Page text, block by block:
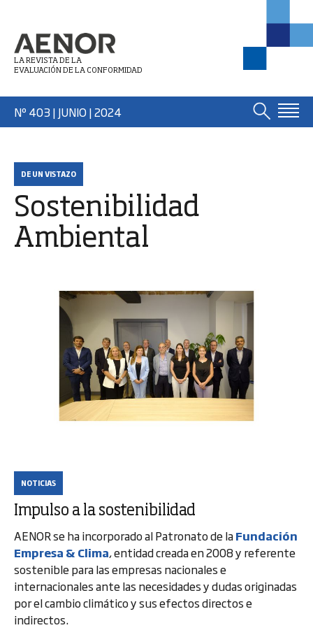
LA REVISTA DE LA
EVALUACIÓN DE LA CONFORMIDAD
Nº 403 | JUNIO| 2024
DE UN VISTAZO
Sostenibilidad
Ambiental
NOTICIAS
Impulso a la sostenibilidad
AENOR se ha incorporado al Patronato de laFundación
Empresa & Clima, entidad creada en 2008 y referente
sostenible para las empresas nacionales e
internacionales ante las necesidades y dudas originadas
por el cambio climático y sus efectos directos e
indirectos.